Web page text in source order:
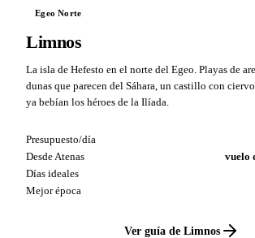
Egeo Norte
Limnos
La isla de Hefesto en el norte del Egeo. Playas de
dunas que parecen del Sáhara, un castillo con
ya bebían los héroes de la Ilíada.
Presupuesto/día
Desde Atenas
vuelo
Días ideales
Mejor época
Ver guía de Limnos